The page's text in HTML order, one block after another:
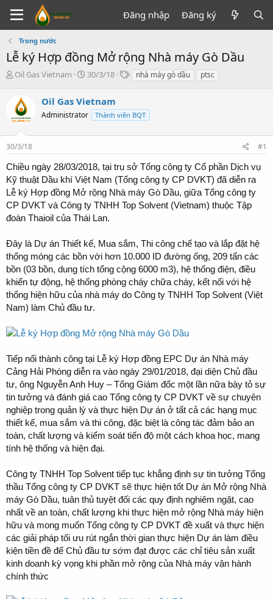
Đăng nhập Đăng ký
Trong nước
Lễ ký Hợp đồng Mở rộng Nhà máy Gò Dầu
T
e
a
s
t
a
r
t
e
r
Oil Gas Vietnam
N
y
g
i
30/3/18
T
h
ó
nhà máy gò dầu ptsc
Oil Gas Vietnam
Administrator Thành viên BQT
30/3/18
#1
Chiều ngày 28/03/2018, tại trụ sở Tổng công ty Cổ phần Dịch vụ
Kỹ thuật Dầu khí Việt Nam (Tổng công ty CP DVKT) đã diễn ra
Lễ ký Hợp đồng Mở rộng Nhà máy Gò Dầu, giữa Tổng công ty
CP DVKT và Công ty TNHH Top Solvent (Vietnam) thuộc Tập
đoàn Thaioil của Thái Lan.
Đây là Dự án Thiết kế, Mua sắm, Thi công chế tạo và lắp đặt hệ
thống móng các bồn với hơn 10.000 ID đường ống, 209 tấn các
bồn (03 bồn, dung tích tổng cộng 6000 m3), hệ thống điện, điều
khiển tự động, hệ thống phòng cháy chữa cháy, kết nối với hệ
thống hiện hữu của nhà máy do Công ty TNHH Top Solvent (Việt
Nam) làm Chủ đầu tư.
Tiếp nối thành công tại Lễ ký Hợp đồng EPC Dự án Nhà máy
Cảng Hải Phòng diễn ra vào ngày 29/01/2018, đại diện Chủ đầu
tư, ông Nguyễn Anh Huy – Tổng Giám đốc một lần nữa bày tỏ sự
tin tưởng và đánh giá cao Tổng công ty CP DVKT về sự chuyên
nghiệp trong quản lý và thực hiện Dự án ở tất cả các hạng mục
thiết kế, mua sắm và thi công, đặc biệt là công tác đảm bảo an
toàn, chất lượng và kiểm soát tiến độ một cách khoa học, mang
tính hệ thống và hiện đại.
Công ty TNHH Top Solvent tiếp tục khẳng định sự tin tưởng Tổng
thầu Tổng công ty CP DVKT sẽ thực hiện tốt Dự án Mở rộng Nhà
máy Gò Dầu, tuân thủ tuyệt đối các quy định nghiêm ngặt, cao
nhất về an toàn, chất lượng khi thực hiện mở rộng Nhà máy hiện
hữu và mong muốn Tổng công ty CP DVKT đề xuất và thực hiện
các giải pháp tối ưu rút ngắn thời gian thực hiện Dự án làm điều
kiện tiền đề để Chủ đầu tư sớm đạt được các chỉ tiêu sản xuất
kinh doanh kỳ vọng khi phần mở rộng của Nhà máy vận hành
chính thức